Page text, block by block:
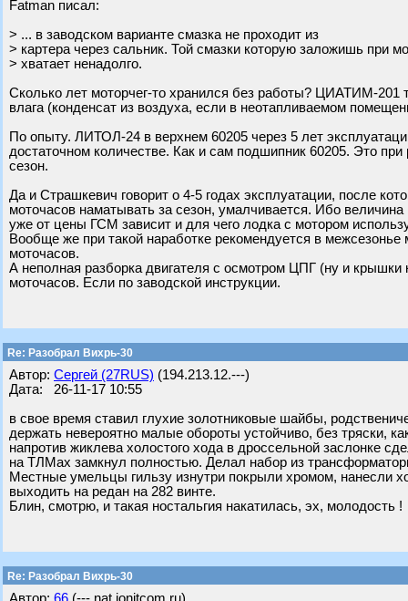
Fatman писал:
> ... в заводском варианте смазка не проходит из
> картера через сальник. Той смазки которую заложишь при
> хватает ненадолго.
Сколько лет моторчег-то хранился без работы? ЦИАТИМ-201
влага (конденсат из воздуха, если в неотапливаемом
По опыту. ЛИТОЛ-24 в верхнем 60205 через 5 лет
достаточном количестве. Как и сам подшипник 60205. Это
сезон.
Да и Страшкевич говорит о 4-5 годах эксплуатации, после
моточасов наматывать за сезон, умалчивается. Ибо
уже от цены ГСМ зависит и для чего лодка с мотором
Вообще же при такой наработке рекомендуется в
моточасов.
А неполная разборка двигателя с осмотром ЦПГ (ну и
моточасов. Если по заводской инструкции.
Re: Разобрал Вихрь-30
Автор: Сергей (27RUS) (194.213.12.---)
Дата: 26-11-17 10:55
в свое время ставил глухие золотниковые шайбы,
держать невероятно малые обороты устойчиво, без тряски,
напротив жиклева холостого хода в дроссельной заслонке
на ТЛМах замкнул полностью. Делал набор из
Местные умельцы гильзу изнутри покрыли хромом, нанесли
выходить на редан на 282 винте.
Блин, смотрю, и такая ностальгия накатилась, эх, молодость !
Re: Разобрал Вихрь-30